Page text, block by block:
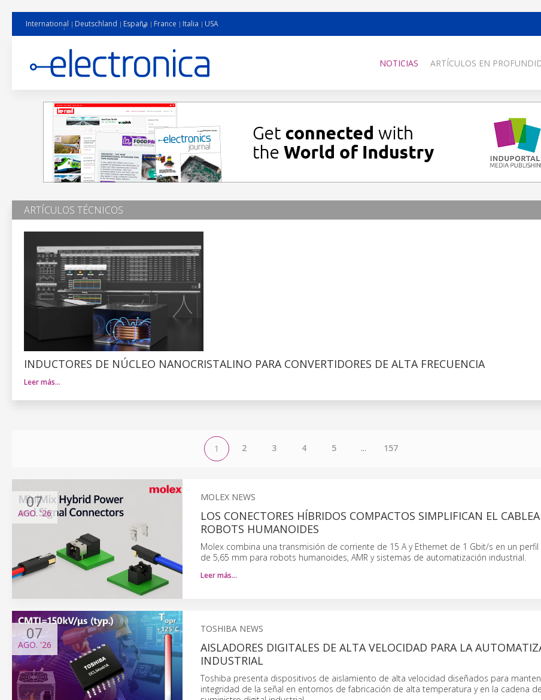
International Deutschland España France Italia USA
NOTICIAS ARTÍCULOS EN
ARTÍCULOS TÉCNICOS
INDUCTORES DE NÚCLEO NANOCRISTALINO PARA CONVERTIDORES DE ALTA FRECUENCIA
Leer más…
1 2 3 4 5 ... 157
07
AGO.'26
MOLEX NEWS
LOS CONECTORES HÍBRIDOS COMPACTOS SIMPLIFICAN EL
ROBOTS HUMANOIDES
Molex combina una transmisión de corriente de 15 A y Ethernet de 1 Gbit/s en un
de 5,65 mm para robots humanoides, AMR y sistemas de automatización industrial.
Leer más…
07
AGO. '26
TOSHIBA NEWS
AISLADORES DIGITALES DE ALTA VELOCIDAD PARA LA
INDUSTRIAL
Toshiba presenta dispositivos de aislamiento de alta velocidad diseñados para
integridad de la señal en entornos de fabricación de alta temperatura y en la cadena de